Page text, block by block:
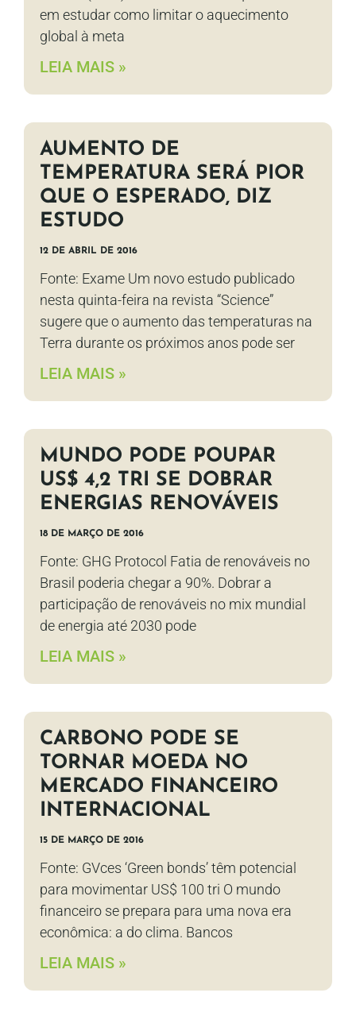
em estudar como limitar o aquecimento
global à meta
LEIA MAIS »
AUMENTO DE
TEMPERATURA SERÁ PIOR
QUE O ESPERADO, DIZ
ESTUDO
12 DE ABRIL DE 2016
Fonte: Exame Um novo estudo publicado
nesta quinta-feira na revista “Science”
sugere que o aumento das temperaturas na
Terra durante os próximos anos pode ser
LEIA MAIS »
MUNDO PODE POUPAR
US$ 4,2 TRI SE DOBRAR
ENERGIAS RENOVÁVEIS
18 DE MARÇO DE 2016
Fonte: GHG Protocol Fatia de renováveis no
Brasil poderia chegar a 90%. Dobrar a
participação de renováveis no mix mundial
de energia até 2030 pode
LEIA MAIS »
CARBONO PODE SE
TORNAR MOEDA NO
MERCADO FINANCEIRO
INTERNACIONAL
15 DE MARÇO DE 2016
Fonte: GVces ‘Green bonds’ têm potencial
para movimentar US$ 100 tri O mundo
financeiro se prepara para uma nova era
econômica: a do clima. Bancos
LEIA MAIS »